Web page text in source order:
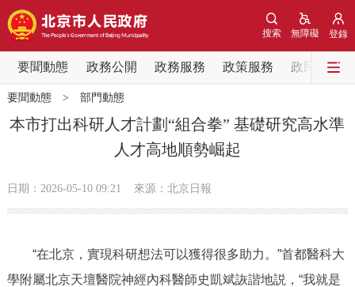
登錄
無障礙
搜索
要聞動態 政務公開 政務服務 政策服務 政民互動
要聞動態
黨中央精神
會議資訊
市領導 機構職能 政策服務
要聞動態> 部門動態
本市打出科研人才計劃“組合拳” 基礎研究高水準
人才高地順勢崛起
日期：2026-05-10 09:21 來源：北京日報
“在北京，實現科研想法可以獲得很多助力。”首都醫科大
學附屬北京天壇醫院神經內科醫師史凱斌詼諧地説，“我就是